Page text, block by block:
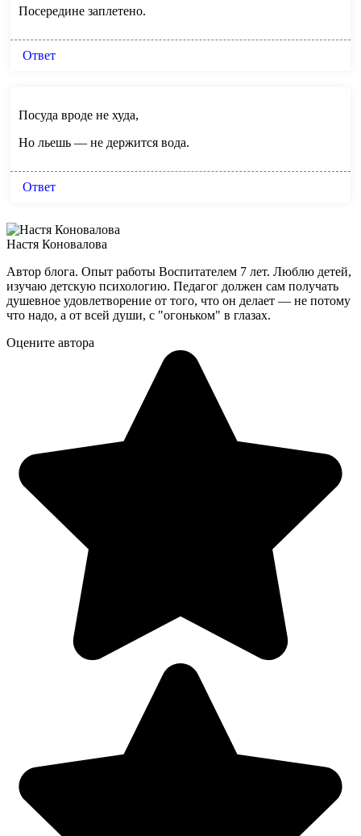
Посередине заплетено.
Ответ
Посуда вроде не худа,
Но льешь — не держится вода.
Ответ
Настя Коновалова
Автор блога. Опыт работы Воспитателем 7 лет. Люблю детей,
изучаю детскую психологию. Педагог должен сам получать
душевное удовлетворение от того, что он делает — не потому
что надо, а от всей души, с "огоньком" в глазах.
Оцените автора